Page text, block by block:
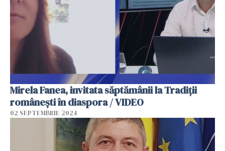
Mirela Fanea, invitata săptămânii la Tradiții
românești în diaspora / VIDEO
02 SEPTEMBRIE 2024